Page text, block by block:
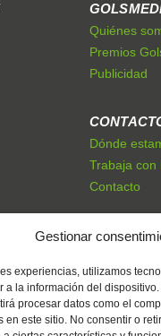
Gestionar
experiencias, utilizamos
a la información del
procesar datos como el
en este sitio. No consentir o
Quiénes
Premios
Publicidad
Dónde
Trabaja con
Contacto